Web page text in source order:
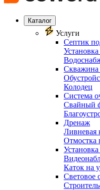
Каталог
Услуги
Септик
Скважина
Колодец
Система
Свайный
Дренаж
Ливневая
Отмостка
Каток на
Световое